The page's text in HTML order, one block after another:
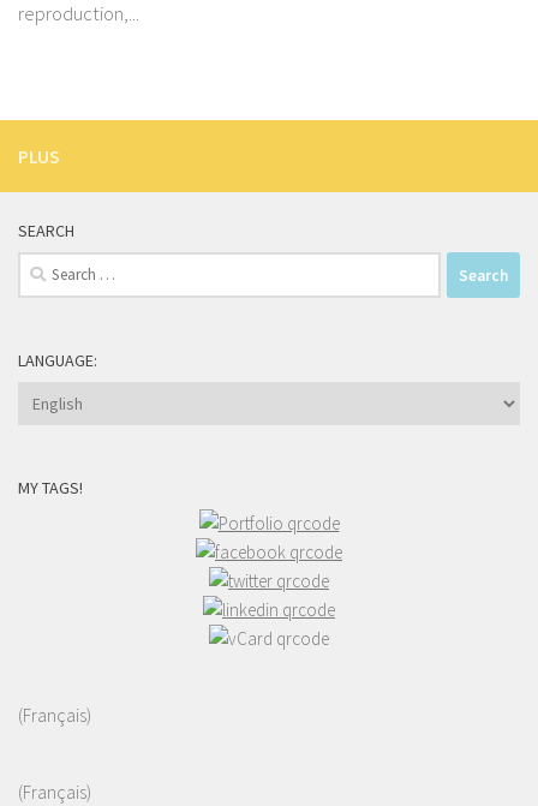
reproduction,...
PLUS
SEARCH
Search
for:
LANGUAGE:
MY TAGS!
(Français)
(Français)